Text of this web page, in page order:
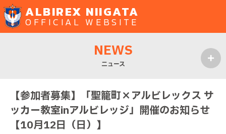
ALBIREX NIIGATA
OFFICIAL WEBSITE
NEWS
ニュース
【参加者募集】「聖籠町×アルビレックス サ
ッカー教室inアルビレッジ」開催のお知らせ
【10月12日（日）】